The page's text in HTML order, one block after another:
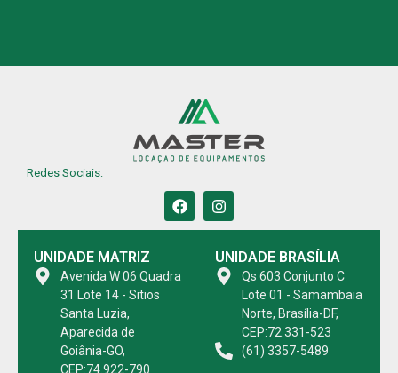
Redes Sociais:
UNIDADE MATRIZ
Avenida W 06 Quadra
31 Lote 14 - Sitios
Santa Luzia,
Aparecida de
Goiânia-GO,
CEP:74.922-790
UNIDADE BRASÍLIA
Qs 603 Conjunto C
Lote 01 - Samambaia
Norte, Brasília-DF,
CEP:72.331-523
(61) 3357-5489